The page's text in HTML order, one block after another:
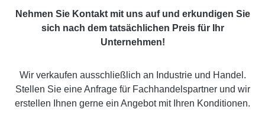
Nehmen Sie Kontakt mit uns auf und erkundigen Sie
sich nach dem tatsächlichen Preis für Ihr
Unternehmen!
Wir verkaufen ausschließlich an Industrie und Handel.
Stellen Sie eine Anfrage für Fachhandelspartner und wir
erstellen Ihnen gerne ein Angebot mit Ihren Konditionen.